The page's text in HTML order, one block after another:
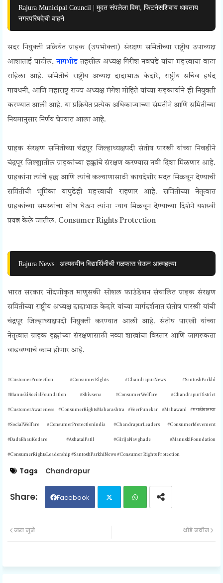
Rajura Municipal Council | मुदत संपलेला विमा, फिटनेसशिवाय धावताय
नगरपरिषदेची वाहने
सदर नियुक्ती प्रक्रियेत ग्राहक (उपभोक्ता) संरक्षण समितीच्या राष्ट्रीय उपाध्यक्ष
आशाताई पाटील,नागभीड तहसील अध्यक्ष गिरीश नवघडे यांचा महत्त्वाचा वाटा
राहिला आहे. समितीचे राष्ट्रीय अध्यक्ष दादाभाऊ केदारे, राष्ट्रीय सचिव हर्षद
गायधनी, आणि महाराष्ट्र राज्य अध्यक्ष मंगेश मोहिते यांच्या सहकार्याने ही नियुक्ती
करण्यात आली आहे. या प्रक्रियेत प्रत्येक अधिकाऱ्याच्या संमतीने आणि समितीच्या
नियमानुसार निर्णय घेण्यात आला आहे.
ग्राहक संरक्षण समितीच्या चंद्रपूर जिल्हाध्यक्षपदी संतोष पारखी यांच्या निवडीने
चंद्रपूर जिल्ह्यातील ग्राहकांच्या हक्कांचे संरक्षण करण्यास नवी दिशा मिळणार आहे.
ग्राहकांना त्यांचे हक्क आणि त्यांचे कल्याणासाठी कायदेशीर मदत मिळवून देण्याची
समितीची भूमिका यापुढेही महत्त्वाची राहणार आहे. समितीच्या नेतृत्वात
ग्राहकांच्या समस्यांचा शोध घेऊन त्यांना न्याय मिळवून देण्याच्या दिशेने यशस्वी
प्रयत्न केले जातील. Consumer Rights Protection
Rajura News | अल्पवयीन विद्यार्थिनीची गळफास घेऊन आत्महत्या
भारत सरकार नोंदणीकृत माणुसकी सोशल फाउंडेशन संचालित ग्राहक संरक्षण
समितीच्या राष्ट्रीय अध्यक्ष दादाभाऊ केदारे यांच्या मार्गदर्शनात संतोष पारखी यांची
चंद्रपूर जिल्हाध्यक्षपदी नियुक्ती करण्यात आली आहे. संतोष पारखी यांच्या
नेतृत्वात ग्राहक हक्कांच्या संरक्षणासाठी नव्या शाखांचा विस्तार आणि जागरूकता
वाढवण्याचे काम होणार आहे.
#CustomerProtection #ConsumerRights #ChandrapurNews #SantoshParkhi
#ManuskiSocialFoundation #Shivsena #ConsumerWelfare #ChandrapurDistrict
#CustomerAwareness #ConsumerRightsMaharashtra #VeerPunekar #Mahawani #मराठीबातम्या
#SocialWelfare #ConsumerProtectionIndia #ChandrapurLeaders #ConsumerMovement
#DadaBhauKedare #AshataiPatil #GirijaNavghade #ManuskiFoundation
#ConsumerRightsLeadership #SantoshParkhiNews #Consumer Rights Protection
Tags Chandrapur
Facebook
ap
थोडे नवीन
जरा जुने